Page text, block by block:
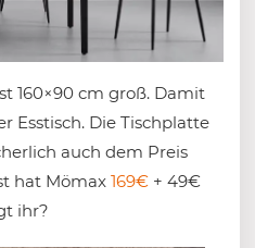
160×90 cm groß. Damit
Esstisch. Die Tischplatte
auch dem Preis
hat Mömax 169€ + 49€
ihr?